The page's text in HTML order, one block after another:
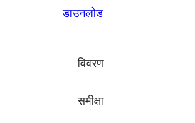
डाउनलोड
विवरण
समीक्षा